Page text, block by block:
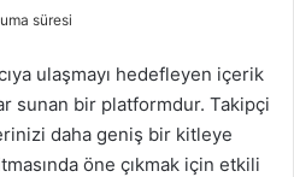
süresi
ulaşmayı hedefleyen içerik
sunan bir platformdur. Takipçi
daha geniş bir kitleye
öne çıkmak için etkili